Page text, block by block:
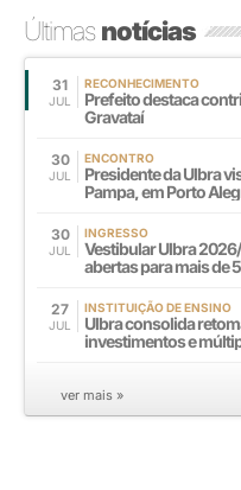
Últimasnotícias
31
JUL
RECONHECIMENTO
Prefeito destaca
Gravataí
30
JUL
ENCONTRO
Presidente da Ulbra
Pampa, em Porto
30
JUL
INGRESSO
Vestibular Ulbra
abertas para mais de
27
JUL
INSTITUIÇÃO DE ENSINO
Ulbra consolida
investimentos e
ver mais »